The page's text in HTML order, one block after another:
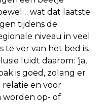
wat dat laatste
tijdens de
niveau in veel
te ver van het bed is.
luidt daarom: ‘ja,
is goed, zolang er
en voor
worden op- of